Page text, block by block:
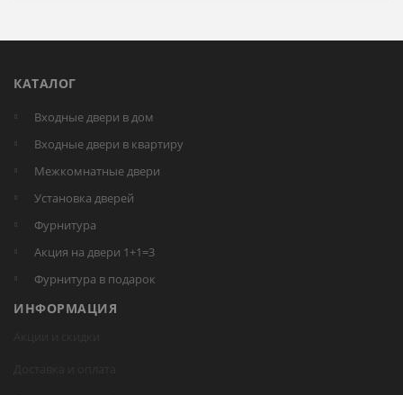
КАТАЛОГ
Входные двери в дом
Входные двери в квартиру
Межкомнатные двери
Установка дверей
Фурнитура
Акция на двери 1+1=3
Фурнитура в подарок
ИНФОРМАЦИЯ